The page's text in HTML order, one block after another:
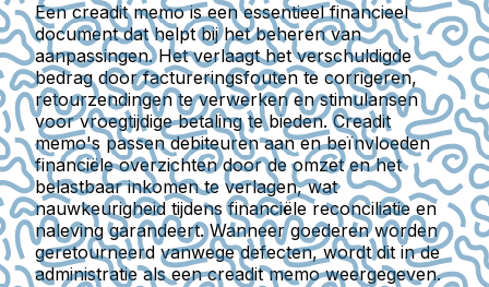
Een creadit memo is een essentieel financieel
document dat helpt bij het beheren van
aanpassingen. Het verlaagt het verschuldigde
bedrag door factureringsfouten te corrigeren,
retourzendingen te verwerken en stimulansen
voor vroegtijdige betaling te bieden.Creadit
memo's passen debiteuren aan en beïnvloeden
financiële overzichten door de omzet en het
belastbaar inkomen te verlagen, wat
nauwkeurigheid tijdens financiële reconciliatie en
naleving garandeert. Wanneer goederen worden
geretourneerd vanwege defecten, wordt dit in de
administratie als een creadit memo weergegeven.